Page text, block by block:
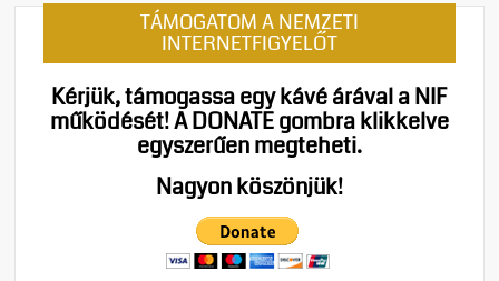
TÁMOGATOM A NEMZETI
INTERNETFIGYELŐT
Kérjük, támogassa egy kávé árával a NIF
működését!A DONATE gombra klikkelve
egyszerűen megteheti.
Nagyon köszönjük!